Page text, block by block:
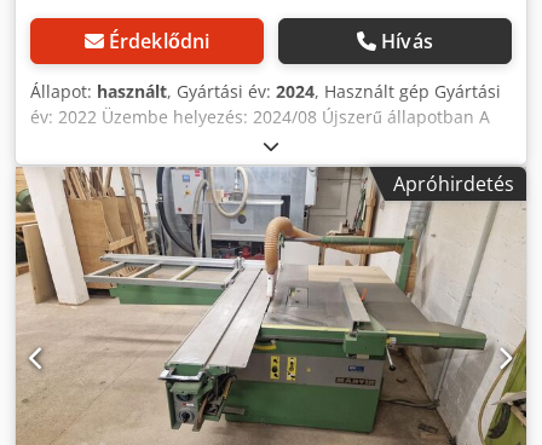
Érdeklődni Hívás
Állapot: használt, Gyártási év: 2024, Használt gép Gyártási
év: 2022 Üzembe helyezés: 2024/08 Újszerű állapotban A
masszív, erősen bordázott szürkeöntvény munkaasztal és a
hegesztett acélból készült alváz nagyfokú csavarodás-
állóságot és rezgésmentes működést garantálnak. Könnyen
futó és precíz formátum tolóasztal eloxált alumíniumból,
bevált, tartósan könnyen gördülő, edzett acélgolyós
vezetőrendszerrel, 10 év garanciával a vezetősínek
kopására. Szürkeöntvény fűrészegység tartósan precíz,
dupla csuklós lengővezetőkkel és nullponti szögelési
rendszerrel, 6 év Holzkraft garancia a lengővezetők
kopására. Erős háromfázisú motorral szerelve. A fűrészlap
szögbeállítása a gépegységen elhelyezett skálán jelenik
meg. Dsdexua N Sjpfx Aagjkr A nagy ledöntőkeret görgővel
Apróhirdetés